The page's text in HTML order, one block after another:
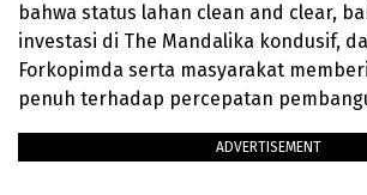
bahwa status lahan clean and clear,
investasi di The Mandalika kondusif,
Forkopimda serta masyarakat
penuh terhadap percepatan
ADVERTISEMENT